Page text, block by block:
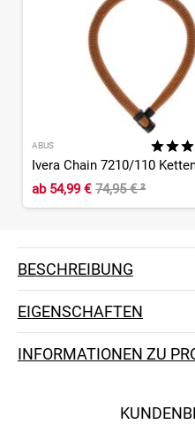
ABUS
Ivera Chain 7210/110
ab54,99 € 74,95 €²
BESCHREIBUNG
EIGENSCHAFTEN
INFORMATIONEN ZU